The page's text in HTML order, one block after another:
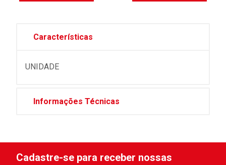
Características
UNIDADE
Informações Técnicas
Cadastre-se para receber nossas